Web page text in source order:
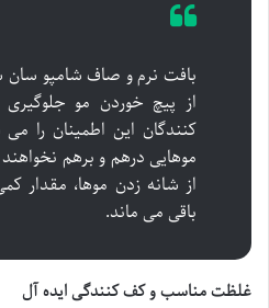
بافت نرم و صاف شامپو سان
از پیچ خوردن مو
کنندگان این اطمینان را
موهایی درهم و برهم
از شانه زدن موها، مقدار
باقی می ماند.
غلظت مناسب و کف کنندگی ایده آل